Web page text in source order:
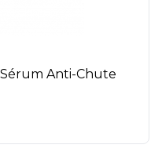
Anti-Chute